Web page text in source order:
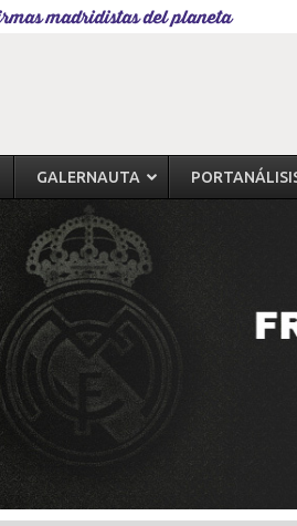
madridistas del planeta
GALERNAUTA